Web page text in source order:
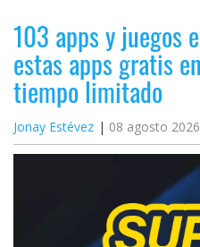
103 apps y juegos
estas apps gratis
tiempo limitado
Jonay Estévez 08 agosto